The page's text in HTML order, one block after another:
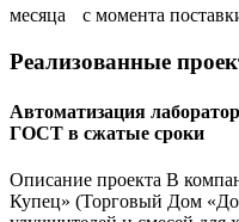
месяца с момента
Реализованные
Автоматизация
ГОСТ в сжатые сроки
Описание проекта В
Купец» (Торговый Дом